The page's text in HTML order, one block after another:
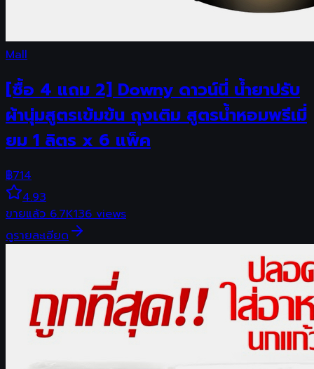
Mall
[ซื้อ 4 แถม 2] Downy ดาวน์นี่ น้ำยาปรับ
ผ้านุ่มสูตรเข้มข้น ถุงเติม สูตรน้ำหอมพรีเมี่
ยม 1 ลิตร x 6 แพ็ค
฿714
4.93
ขายแล้ว6.7K136views
ดูรายละเอียด